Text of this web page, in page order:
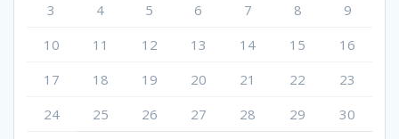
3
4 5 6 7 8
9
10
11 12 13 14 15
16
17
18 19 20 21 22
23
24
25 26 27 28 29
30